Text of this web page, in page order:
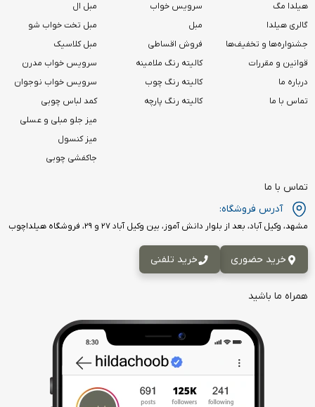
هیلدا مگ
گالری هیلدا
جشنواره‌ها و تخفیف‌ها
قوانین و مقررات
درباره ما
تماس با ما
سرویس خواب
مبل
فروش اقساطی
کالیته رنگ ملامینه
کالیته رنگ چوب
کالیته رنگ پارچه
مبل ال
مبل تخت خواب شو
مبل کلاسیک
سرویس خواب مدرن
سرویس خواب نوجوان
کمد لباس چوبی
میز جلو مبلی و عسلی
میز کنسول
جاکفشی چوبی
تماس با ما
آدرس فروشگاه:
مشهد، وکیل آباد، بعد از بلوار دانش آموز، بین وکیل آباد ۲۷ و ۲۹، فروشگاه هیلداچوب
خرید حضوری خرید تلفنی
همراه ما باشید